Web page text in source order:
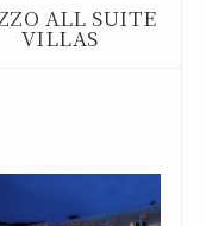
ALL SUITE
VILLAS